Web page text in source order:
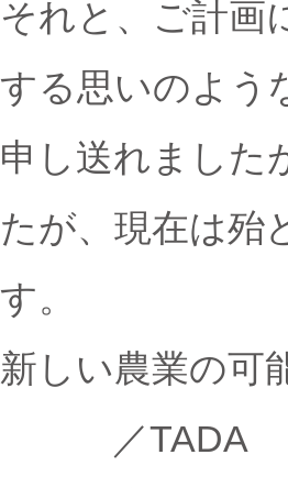
それと、ご計画
する思いのよう
申し送れました
たが、現在は殆
す。
新しい農業の可
／TADA